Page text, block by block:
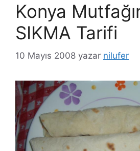
Konya
SIKMA Tarifi
10 Mayıs 2008 yazar nilufer